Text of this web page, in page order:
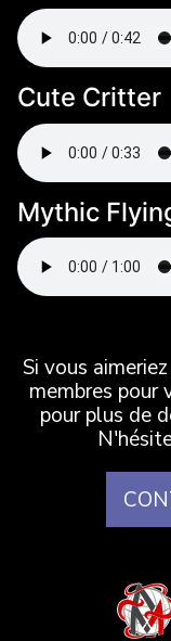
Cute Critter
Mythic
Si vous
membres pour
pour plus de